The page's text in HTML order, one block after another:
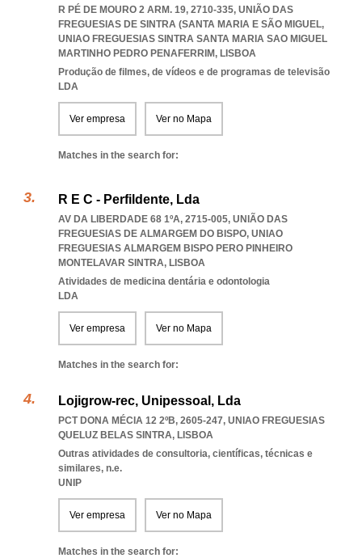
R PÉ DE MOURO 2 ARM. 19, 2710-335, UNIÃO DAS
FREGUESIAS DE SINTRA (SANTA MARIA E SÃO MIGUEL,
UNIAO FREGUESIAS SINTRA SANTA MARIA SAO MIGUEL
MARTINHO PEDRO PENAFERRIM, LISBOA
Produção de filmes, de vídeos e de programas de televisão
LDA
Ver empresa Ver no Mapa
Matches in the search for:
R E C - Perfildente, Lda
AV DA LIBERDADE 68 1ºA, 2715-005, UNIÃO DAS
FREGUESIAS DE ALMARGEM DO BISPO, UNIAO
FREGUESIAS ALMARGEM BISPO PERO PINHEIRO
MONTELAVAR SINTRA, LISBOA
Atividades de medicina dentária e odontologia
LDA
Ver empresa Ver no Mapa
Matches in the search for:
Lojigrow-rec, Unipessoal, Lda
PCT DONA MÉCIA 12 2ºB, 2605-247, UNIAO FREGUESIAS
QUELUZ BELAS SINTRA, LISBOA
Outras atividades de consultoria, científicas, técnicas e
similares, n.e.
UNIP
Ver empresa Ver no Mapa
Matches in the search for: